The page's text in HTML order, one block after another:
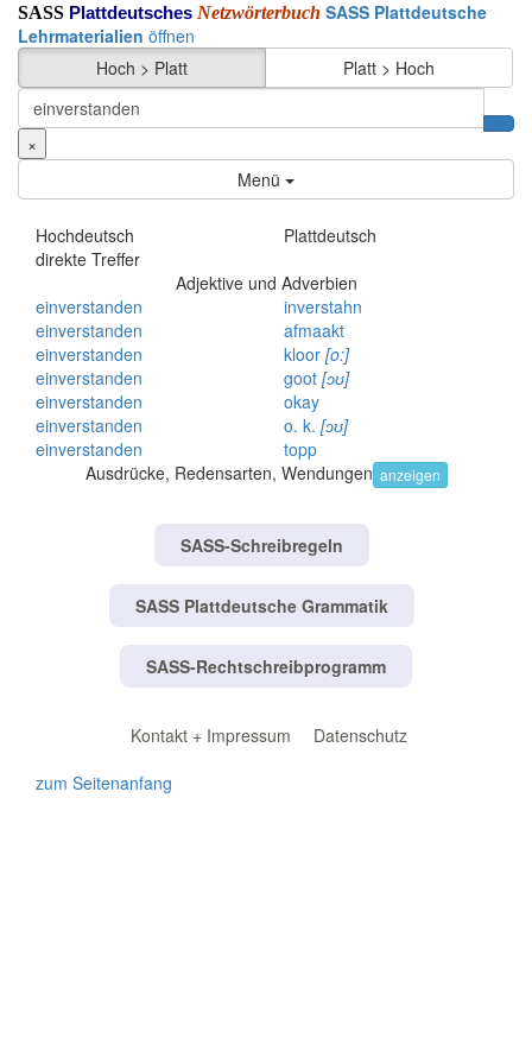
SASS Plattdeutsches Netzwörterbuch SASS Plattdeutsche
Lehrmaterialien öffnen
Hoch > Platt
Platt > Hoch
×
Menü
Hochdeutsch
Plattdeutsch
direkte Treffer
Adjektive und Adverbien
einverstanden
inverstahn
einverstanden
afmaakt
einverstanden
kloor [o:]
einverstanden
goot [ɔʊ]
einverstanden
okay
einverstanden
o. k. [ɔʊ]
einverstanden
topp
Ausdrücke, Redensarten, Wendungen anzeigen
SASS-Schreibregeln
SASS Plattdeutsche Grammatik
SASS-Rechtschreibprogramm
Kontakt + Impressum
Datenschutz
zum Seitenanfang